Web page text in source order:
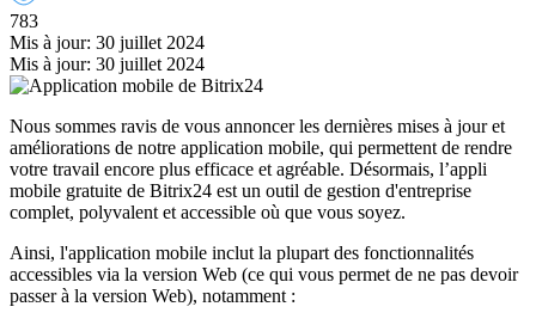
783
Mis à jour: 30 juillet 2024
Mis à jour: 30 juillet 2024
Nous sommes ravis de vous annoncer les dernières mises à jour et
améliorations de notre application mobile, qui permettent de rendre
votre travail encore plus efficace et agréable. Désormais, l’appli
mobile gratuite de Bitrix24 est un outil de gestion d'entreprise
complet, polyvalent et accessible où que vous soyez.
Ainsi, l'application mobile inclut la plupart des fonctionnalités
accessibles via la version Web (ce qui vous permet de ne pas devoir
passer à la version Web), notamment :